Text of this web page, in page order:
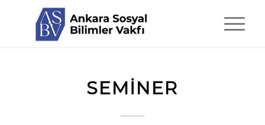
SEMINER